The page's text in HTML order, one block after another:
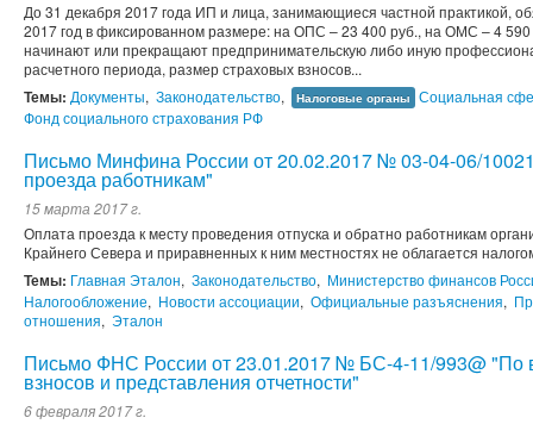
До 31 декабря 2017 года ИП и лица, занимающиеся частной практикой,
2017 год в фиксированном размере: на ОПС – 23 400 руб., на ОМС – 4 590
начинают или прекращают предпринимательскую либо иную
расчетного периода, размер страховых взносов...
Темы: Документы, Законодательство, Налоговые органы Социальная
Фонд социального страхования РФ
Письмо Минфина России от 20.02.2017 № 03-04-06/
проезда работникам"
15 марта 2017 г.
Оплата проезда к месту проведения отпуска и обратно работникам
Крайнего Севера и приравненных к ним местностях не облагается
Темы: Главная Эталон, Законодательство, Министерство финансов
Налогообложение, Новости ассоциации, Официальные разъяснения,
отношения, Эталон
Письмо ФНС России от 23.01.2017 № БС-4-11/993@ "По
взносов и представления отчетности"
6 февраля 2017 г.